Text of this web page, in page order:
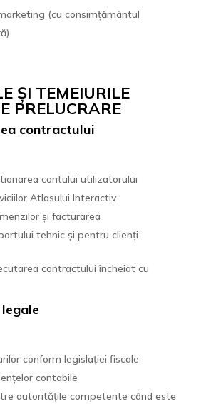
(cu consimțământul
ȘI TEMEIURILE
PRELUCRARE
contractului
contului utilizatorului
Atlasului Interactiv
și facturarea
tehnic și pentru clienți
contractului încheiat cu
conform legislației fiscale
contabile
autoritățile competente când este